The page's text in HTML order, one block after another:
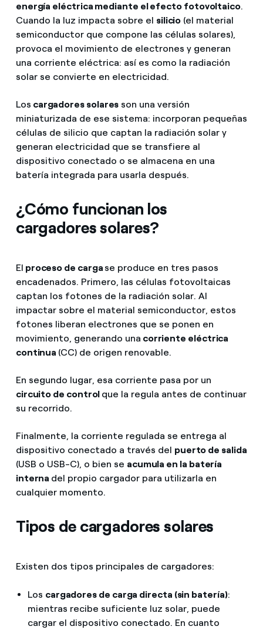
energía eléctrica mediante el efecto fotovoltaico.
Cuando la luz impacta sobre el silicio (el material
semiconductor que compone las células solares),
provoca el movimiento de electrones y generan
una corriente eléctrica: así es como la radiación
solar se convierte en electricidad.
Los cargadores solares son una versión
miniaturizada de ese sistema: incorporan pequeñas
células de silicio que captan la radiación solar y
generan electricidad que se transfiere al
dispositivo conectado o se almacena en una
batería integrada para usarla después.
¿Cómo funcionan los
cargadores solares?
El proceso de carga se produce en tres pasos
encadenados. Primero, las células fotovoltaicas
captan los fotones de la radiación solar. Al
impactar sobre el material semiconductor, estos
fotones liberan electrones que se ponen en
movimiento, generando una corriente eléctrica
continua (CC) de origen renovable.
En segundo lugar, esa corriente pasa por un
circuito de control que la regula antes de continuar
su recorrido.
Finalmente, la corriente regulada se entrega al
dispositivo conectado a través del puerto de salida
(USB o USB-C), o bien se acumula en la batería
interna del propio cargador para utilizarla en
cualquier momento.
Tipos de cargadores solares
Existen dos tipos principales de cargadores:
Los cargadores de carga directa (sin batería):
mientras recibe suficiente luz solar, puede
cargar el dispositivo conectado. En cuanto